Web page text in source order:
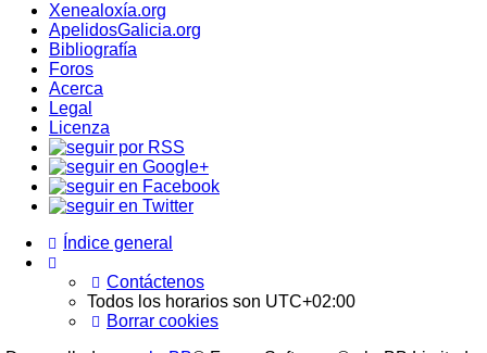
Xenealoxía.org
ApelidosGalicia.org
Bibliografía
Foros
Acerca
Legal
Licenza
Índice general
Contáctenos
Todos los horarios son UTC+02:00
Borrar cookies